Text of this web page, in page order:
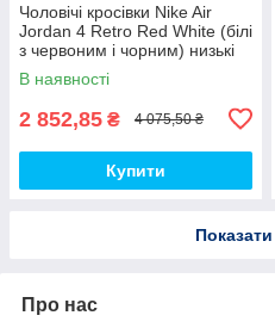
Чоловічі кросівки Nike Air
Jordan 4 Retro Red White (білі
з червоним і чорним) низькі
демі кроси PD7361 топ
В наявності
2 852,85 ₴ 4 075,50 ₴
Купити
Про нас